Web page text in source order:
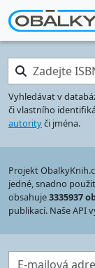
Zadejte ISBN…
Vyhledávat v
či vlastního
autorityči jména.
Projekt
jedné, snadno
obsahuje3335937
publikací. Naše API
E-mailová